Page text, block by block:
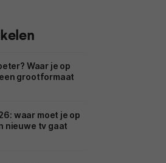
Waar je op
grootformaat
waar moet je op
nieuwe tv gaat